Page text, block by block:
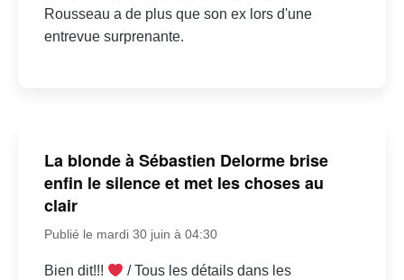
Rousseau a de plus que son ex lors d'une
entrevue surprenante.
La blonde à Sébastien Delorme brise
enfin le silence et met les choses au
clair
Publié le mardi 30 juin à 04:30
Bien dit!!!
/ Tous les détails dans les